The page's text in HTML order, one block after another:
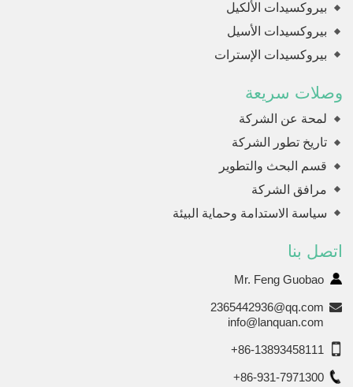
بيروكسيدات الألكيل
بيروكسيدات الأسيل
بيروكسيدات الإسترات
وصلات سريعة
لمحة عن الشركة
تاريخ تطور الشركة
قسم البحث والتطوير
مرافق الشركة
سياسة الاستدامة وحماية البيئة
اتصل بنا
Mr. Feng Guobao
2365442936@qq.com
info@lanquan.com
+86-13893458111
+86-931-7971300